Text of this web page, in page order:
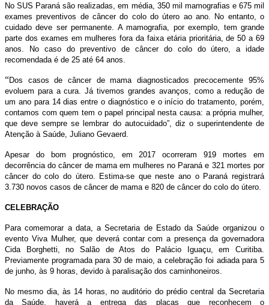
No SUS Paraná são realizadas, em média, 350 mil mamografias e 675 mil
exames preventivos de câncer do colo do útero ao ano. No entanto, o
cuidado deve ser permanente. A mamografia, por exemplo, tem grande
parte dos exames em mulheres fora da faixa etária prioritária, de 50 a 69
anos. No caso do preventivo de câncer do colo do útero, a idade
recomendada é de 25 até 64 anos.
“Dos casos de câncer de mama diagnosticados precocemente 95%
evoluem para a cura. Já tivemos grandes avanços, como a redução de
um ano para 14 dias entre o diagnóstico e o início do tratamento, porém,
contamos com quem tem o papel principal nesta causa: a própria mulher,
que deve sempre se lembrar do autocuidado”, diz o superintendente de
Atenção à Saúde, Juliano Gevaerd.
Apesar do bom prognóstico, em 2017 ocorreram 919 mortes em
decorrência do câncer de mama em mulheres no Paraná e 321 mortes por
câncer do colo do útero. Estima-se que neste ano o Paraná registrará
3.730 novos casos de câncer de mama e 820 de câncer do colo do útero.
CELEBRAÇÃO
Para comemorar a data, a Secretaria de Estado da Saúde organizou o
evento Viva Mulher, que deverá contar com a presença da governadora
Cida Borghetti, no Salão de Atos do Palácio Iguaçu, em Curitiba.
Previamente programada para 30 de maio, a celebração foi adiada para 5
de junho, às 9 horas, devido à paralisação dos caminhoneiros.
No mesmo dia, às 14 horas, no auditório do prédio central da Secretaria
da Saúde, haverá a entrega das placas que reconhecem o